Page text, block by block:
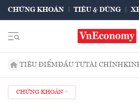
CHỨNG KHOÁN TIÊU & DÙNG
TIÊU ĐIỂMĐẦU TƯTÀI CHÍNH
CHỨNG KHOÁN